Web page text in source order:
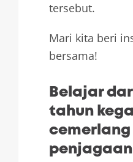
tersebut.
Mari kita beri
bersama!
Belajar
tahun